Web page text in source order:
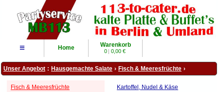
≡ Home Warenkorb
0 | 0,00 €
Unser Angebot : Hausgemachte Salate › Fisch & Meeresfrüchte ›
Fisch & Meeresfrüchte
Kartoffel, Nudel & Käse